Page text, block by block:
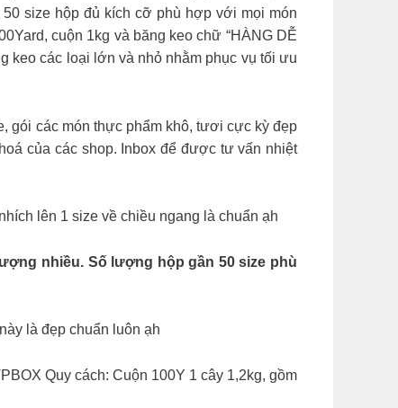
50 size hộp đủ kích cỡ phù hợp với mọi món
cuộn 1kg và băng keo chữ “HÀNG DỄ
keo các loại lớn và nhỏ nhằm phục vụ tối ưu
gói các món thực phẩm khô, tươi cực kỳ đẹp
của các shop. Inbox để được tư vấn nhiệt
lên 1 size về chiều ngang là chuẩn ạh
nhiều. Số lượng hộp gần 50 size phù
là đẹp chuẩn luôn ạh
Quy cách: Cuộn 100Y 1 cây 1,2kg, gồm